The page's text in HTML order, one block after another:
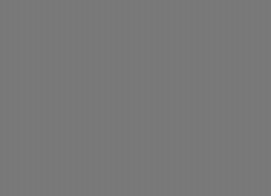
Alle Studios
Baujahr
Alle Jahre
bis